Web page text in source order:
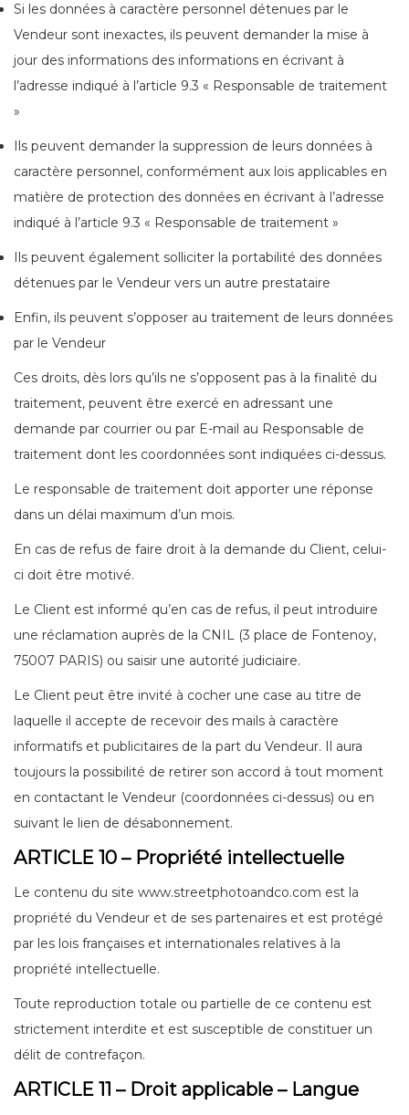
Si les données à caractère personnel détenues par le
Vendeur sont inexactes, ils peuvent demander la mise à
jour des informations des informations en écrivant à
l’adresse indiqué à l’article 9.3 « Responsable de traitement
»
Ils peuvent demander la suppression de leurs données à
caractère personnel, conformément aux lois applicables en
matière de protection des données en écrivant à l’adresse
indiqué à l’article 9.3 « Responsable de traitement »
Ils peuvent également solliciter la portabilité des données
détenues par le Vendeur vers un autre prestataire
Enfin, ils peuvent s’opposer au traitement de leurs données
par le Vendeur
Ces droits, dès lors qu’ils ne s’opposent pas à la finalité du
traitement, peuvent être exercé en adressant une
demande par courrier ou par E-mail au Responsable de
traitement dont les coordonnées sont indiquées ci-dessus.
Le responsable de traitement doit apporter une réponse
dans un délai maximum d’un mois.
En cas de refus de faire droit à la demande du Client, celui-
ci doit être motivé.
Le Client est informé qu’en cas de refus, il peut introduire
une réclamation auprès de la CNIL (3 place de Fontenoy,
75007 PARIS) ou saisir une autorité judiciaire.
Le Client peut être invité à cocher une case au titre de
laquelle il accepte de recevoir des mails à caractère
informatifs et publicitaires de la part du Vendeur. Il aura
toujours la possibilité de retirer son accord à tout moment
en contactant le Vendeur (coordonnées ci-dessus) ou en
suivant le lien de désabonnement.
ARTICLE 10 – Propriété intellectuelle
Le contenu du site www.streetphotoandco.com est la
propriété du Vendeur et de ses partenaires et est protégé
par les lois françaises et internationales relatives à la
propriété intellectuelle.
Toute reproduction totale ou partielle de ce contenu est
strictement interdite et est susceptible de constituer un
délit de contrefaçon.
ARTICLE 11 – Droit applicable – Langue